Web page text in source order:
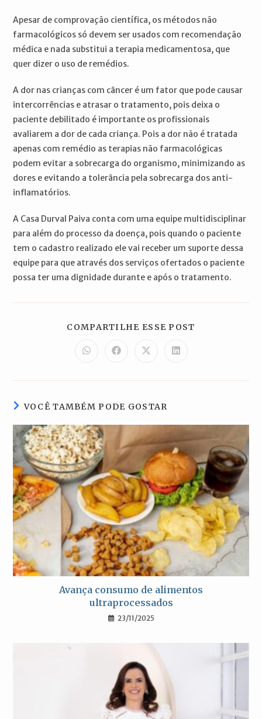
Apesar de comprovação científica, os métodos não
farmacológicos só devem ser usados com recomendação
médica e nada substitui a terapia medicamentosa, que
quer dizer o uso de remédios.
A dor nas crianças com câncer é um fator que pode causar
intercorrências e atrasar o tratamento, pois deixa o
paciente debilitado é importante os profissionais
avaliarem a dor de cada criança. Pois a dor não é tratada
apenas com remédio as terapias não farmacológicas
podem evitar a sobrecarga do organismo, minimizando as
dores e evitando a tolerância pela sobrecarga dos anti-
inflamatórios.
A Casa Durval Paiva conta com uma equipe multidisciplinar
para além do processo da doença, pois quando o paciente
tem o cadastro realizado ele vai receber um suporte dessa
equipe para que através dos serviços ofertados o paciente
possa ter uma dignidade durante e após o tratamento.
COMPARTILHE ESSE POST
Abre
em
nova
Abre
em
nova
Abre
em
nova
Abre
em
nova
VOCÊ TAMBÉM PODE GOSTAR
Avança consumo de alimentos
ultraprocessados
23/11/2025